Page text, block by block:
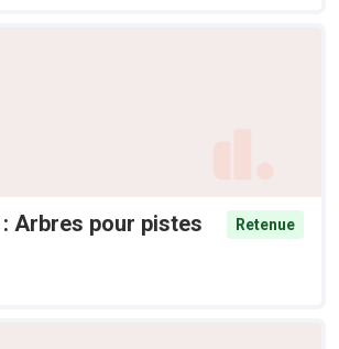
Arbres pour pistes
Retenue